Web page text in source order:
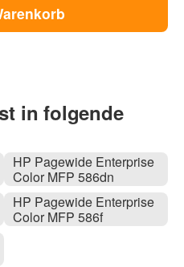
in folgende
HP Pagewide Enterprise
Color MFP 586dn
HP Pagewide Enterprise
Color MFP 586f